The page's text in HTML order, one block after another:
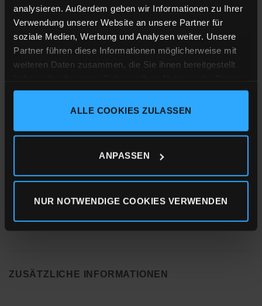
analysieren. Außerdem geben wir Informationen zu Ihrer
Verwendung unserer Website an unsere Partner für
soziale Medien, Werbung und Analysen weiter. Unsere
Partner führen diese Informationen möglicherweise mit
weiteren Daten zusammen, die Sie ihnen bereitgestellt
gesammelt haben.
ALLE COOKIES ZULASSEN
ANPASSEN
NUR NOTWENDIGE COOKIES VERWENDEN
Baumwolle, Single Jersey mit 155g/m²
Druckverfahren:
Sieb-Transferdruck
Zertifizierungen:
ZUSÄTZLICHE INFORMATIONEN